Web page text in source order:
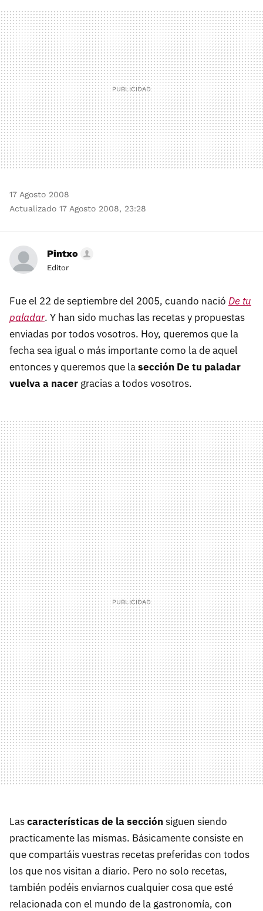
MAIL
17 Agosto 2008
Actualizado 17 Agosto 2008, 23:28
Pintxo
Editor
Fue el 22 de septiembre del 2005, cuando nació De tu
paladar. Y han sido muchas las recetas y propuestas
enviadas por todos vosotros. Hoy, queremos que la
fecha sea igual o más importante como la de aquel
entonces y queremos que lasección De tu paladar
vuelva a nacer gracias a todos vosotros.
Lascaracterísticas de la sección siguen siendo
practicamente las mismas. Básicamente consiste en
que compartáis vuestras recetas preferidas con todos
los que nos visitan a diario. Pero no solo recetas,
también podéis enviarnos cualquier cosa que esté
relacionada con el mundo de la gastronomía, con